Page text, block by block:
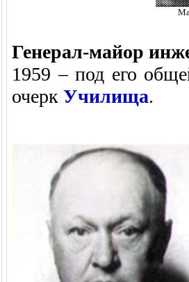
Генерал-майор
1959 – под его
очерк Училища.